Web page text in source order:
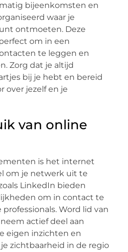
bijeenkomsten en
waar je
ontmoeten. Deze
om in een
te leggen en
Zorg dat je altijd
bij je hebt en bereid
over jezelf en je
van online
is het internet
om je netwerk uit te
LinkedIn bieden
om in contact te
Word lid van
actief deel aan
eigen inzichten en
zichtbaarheid in de regio